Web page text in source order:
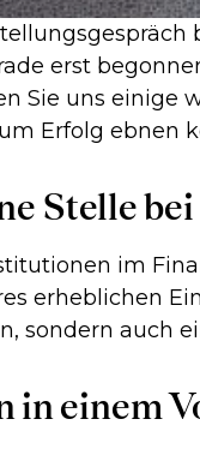
erst
Sie uns
Erfolg ebnen
Stelle
im
erheblichen
sondern auch
einem